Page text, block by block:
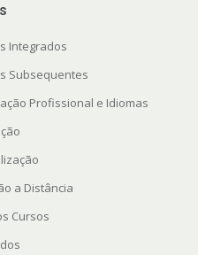
Integrados
Subsequentes
Profissional e Idiomas
a Distância
Cursos